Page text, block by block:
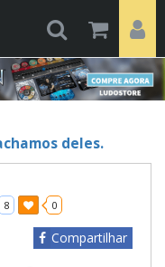
deles.
8 0
Compartilhar